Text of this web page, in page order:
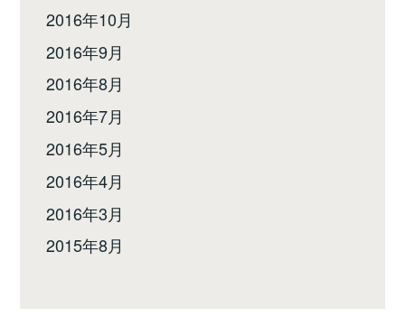
2016年10月
2016年9月
2016年8月
2016年7月
2016年5月
2016年4月
2016年3月
2015年8月